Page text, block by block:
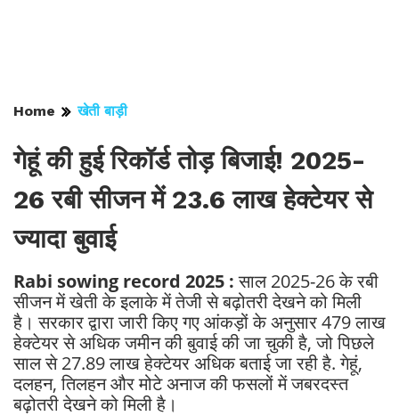
Home खेती बाड़ी
गेहूं की हुई रिकॉर्ड तोड़ बिजाई! 2025-
26 रबी सीजन में 23.6 लाख हेक्टेयर से
ज्यादा बुवाई
Rabi sowing record 2025 :साल 2025-26 के रबी
सीजन में खेती के इलाके में तेजी से बढ़ोतरी देखने को मिली
है। सरकार द्वारा जारी किए गए आंकड़ों के अनुसार 479 लाख
हेक्टेयर से अधिक जमीन की बुवाई की जा चुकी है, जो पिछले
साल से 27.89 लाख हेक्टेयर अधिक बताई जा रही है. गेहूं,
दलहन, तिलहन और मोटे अनाज की फसलों में जबरदस्त
बढ़ोतरी देखने को मिली है।